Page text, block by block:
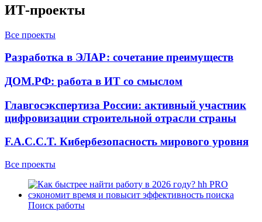
ИТ-проекты
Все проекты
Разработка в ЭЛАР: сочетание преимуществ
ДОМ.РФ: работа в ИТ со смыслом
Главгосэкспертиза России: активный участник
цифровизации строительной отрасли страны
F.A.C.C.T. Кибербезопасность мирового уровня
Все проекты
Поиск работы